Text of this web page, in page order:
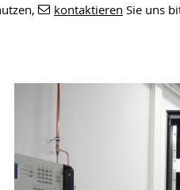
kontaktieren Sie uns